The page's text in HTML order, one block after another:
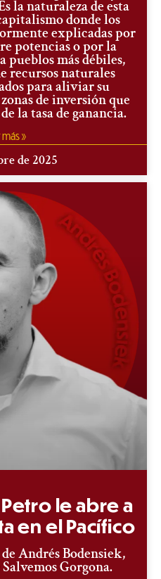
la naturaleza de esta
donde los
explicadas por
potencias o por la
pueblos más débiles,
recursos naturales
para aliviar su
de inversión que
la tasa de ganancia.
»
de 2025
le abre a
en el Pacífico
Andrés Bodensiek,
Gorgona.